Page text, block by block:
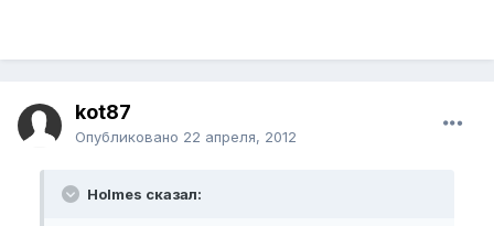
kot87
Опубликовано 22 апреля, 2012
Holmes сказал: